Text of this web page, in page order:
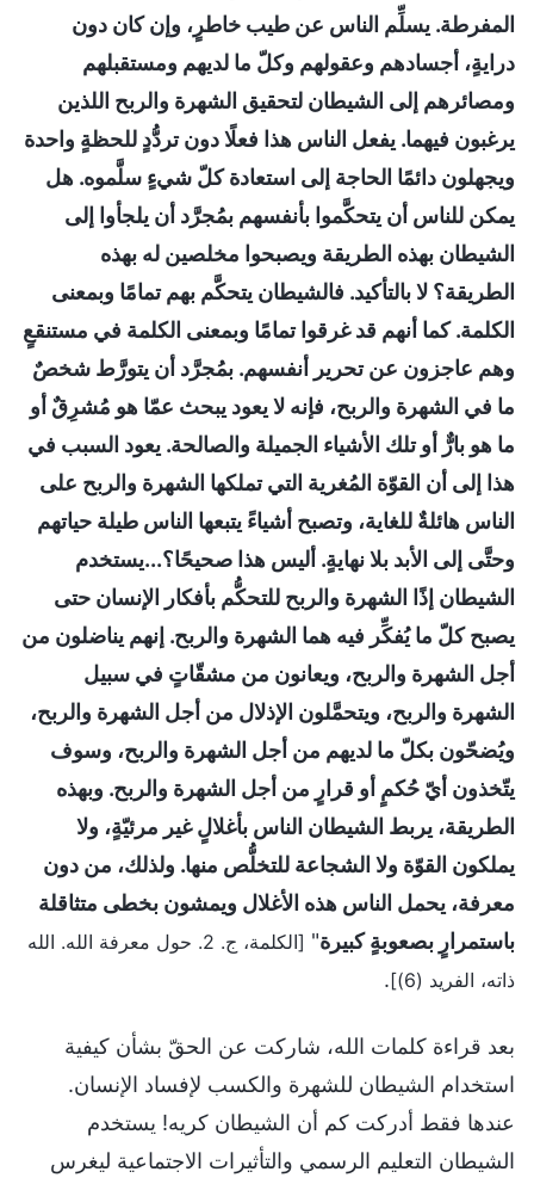
المفرطة. يسلِّم الناس عن طيب خاطرٍ، وإن كان دون
درايةٍ، أجسادهم وعقولهم وكلّ ما لديهم ومستقبلهم
ومصائرهم إلى الشيطان لتحقيق الشهرة والربح اللذين
يرغبون فيهما. يفعل الناس هذا فعلًا دون تردُّدٍ للحظةٍ واحدة
ويجهلون دائمًا الحاجة إلى استعادة كلّ شيءٍ سلَّموه. هل
يمكن للناس أن يتحكَّموا بأنفسهم بمُجرَّد أن يلجأوا إلى
الشيطان بهذه الطريقة ويصبحوا مخلصين له بهذه
الطريقة؟ لا بالتأكيد. فالشيطان يتحكَّم بهم تمامًا وبمعنى
الكلمة. كما أنهم قد غرقوا تمامًا وبمعنى الكلمة في مستنقعٍ
وهم عاجزون عن تحرير أنفسهم. بمُجرَّد أن يتورَّط شخصٌ
ما في الشهرة والربح، فإنه لا يعود يبحث عمّا هو مُشرِقٌ أو
ما هو بارٌّ أو تلك الأشياء الجميلة والصالحة. يعود السبب في
هذا إلى أن القوّة المُغرية التي تملكها الشهرة والربح على
الناس هائلةٌ للغاية، وتصبح أشياءً يتبعها الناس طيلة حياتهم
وحتَّى إلى الأبد بلا نهايةٍ. أليس هذا صحيحًا؟...يستخدم
الشيطان إذًا الشهرة والربح للتحكُّم بأفكار الإنسان حتى
يصبح كلّ ما يُفكِّر فيه هما الشهرة والربح. إنهم يناضلون من
أجل الشهرة والربح، ويعانون من مشقّاتٍ في سبيل
الشهرة والربح، ويتحمَّلون الإذلال من أجل الشهرة والربح،
ويُضحّون بكلّ ما لديهم من أجل الشهرة والربح، وسوف
يتّخذون أيّ حُكمٍ أو قرارٍ من أجل الشهرة والربح. وبهذه
الطريقة، يربط الشيطان الناس بأغلالٍ غير مرئيّةٍ، ولا
يملكون القوّة ولا الشجاعة للتخلُّص منها. ولذلك، من دون
معرفة، يحمل الناس هذه الأغلال ويمشون بخطى متثاقلة
باستمرارٍ بصعوبةٍ كبيرة"
[الكلمة، ج. 2. حول معرفة الله. الله
ذاته، الفريد (6)]
.
بعد قراءة كلمات الله، شاركت عن الحقّ بشأن كيفية
استخدام الشيطان للشهرة والكسب لإفساد الإنسان.
عندها فقط أدركت كم أن الشيطان كريه! يستخدم
الشيطان التعليم الرسمي والتأثيرات الاجتماعية ليغرس